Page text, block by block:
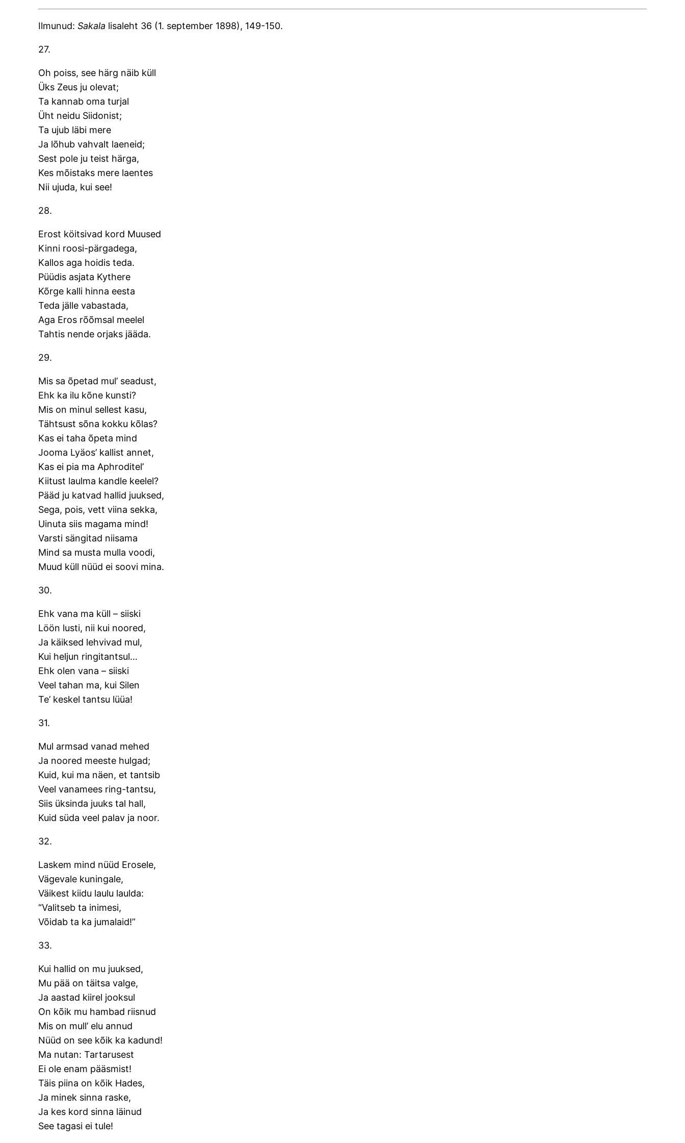
Ilmunud:Sakala lisaleht 36 (1. september 1898), 149-150.
27.
Oh poiss, see härg näib küll
Üks Zeus ju olevat;
Ta kannab oma turjal
Üht neidu Siidonist;
Ta ujub läbi mere
Ja lõhub vahvalt laeneid;
Sest pole ju teist härga,
Kes mõistaks mere laentes
Nii ujuda, kui see!
28.
Erost köitsivad kord Muused
Kinni roosi-pärgadega,
Kallos aga hoidis teda.
Püüdis asjata Kythere
Kõrge kalli hinna eesta
Teda jälle vabastada,
Aga Eros rõõmsal meelel
Tahtis nende orjaks jääda.
29.
Mis sa õpetad mul’ seadust,
Ehk ka ilu kõne kunsti?
Mis on minul sellest kasu,
Tähtsust sõna kokku kõlas?
Kas ei taha õpeta mind
Jooma Lyäos’ kallist annet,
Kas ei pia ma Aphroditel’
Kiitust laulma kandle keelel?
Pääd ju katvad hallid juuksed,
Sega, pois, vett viina sekka,
Uinuta siis magama mind!
Varsti sängitad niisama
Mind sa musta mulla voodi,
Muud küll nüüd ei soovi mina.
30.
Ehk vana ma küll – siiski
Löön lusti, nii kui noored,
Ja käiksed lehvivad mul,
Kui heljun ringitantsul…
Ehk olen vana – siiski
Veel tahan ma, kui Silen
Te’ keskel tantsu lüüa!
31.
Mul armsad vanad mehed
Ja noored meeste hulgad;
Kuid, kui ma näen, et tantsib
Veel vanamees ring-tantsu,
Siis üksinda juuks tal hall,
Kuid süda veel palav ja noor.
32.
Laskem mind nüüd Erosele,
Vägevale kuningale,
Väikest kiidu laulu laulda:
“Valitseb ta inimesi,
Võidab ta ka jumalaid!”
33.
Kui hallid on mu juuksed,
Mu pää on täitsa valge,
Ja aastad kiirel jooksul
On kõik mu hambad riisnud
Mis on mull’ elu annud
Nüüd on see kõik ka kadund!
Ma nutan: Tartarusest
Ei ole enam pääsmist!
Täis piina on kõik Hades,
Ja minek sinna raske,
Ja kes kord sinna läinud
See tagasi ei tule!